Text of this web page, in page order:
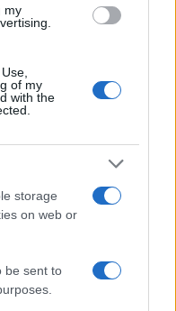
my
of my
with the
storage
on web or
be sent to
al lavoro per trovare